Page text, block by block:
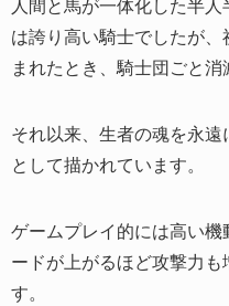
人間と馬が一体化した半
は誇り高い騎士でしたが
まれたとき、騎士団ごと消
それ以来、生者の魂を永
として描かれています。
ゲームプレイ的には高い
ードが上がるほど攻撃力も
す。